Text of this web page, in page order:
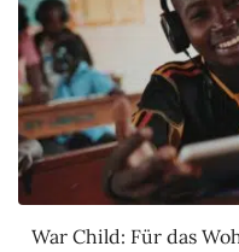
War Child: Für das